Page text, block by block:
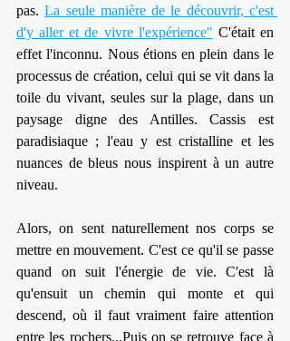
pas. La seule manière de le découvrir, c'est
d'y aller et de vivre l'expérience" C'était en
effet l'inconnu. Nous étions en plein dans le
processus de création, celui qui se vit dans la
toile du vivant, seules sur la plage, dans un
paysage digne des Antilles. Cassis est
paradisiaque ; l'eau y est cristalline et les
nuances de bleus nous inspirent à un autre
niveau.
Alors, on sent naturellement nos corps se
mettre en mouvement. C'est ce qu'il se passe
quand on suit l'énergie de vie. C'est là
qu'ensuit un chemin qui monte et qui
descend, où il faut vraiment faire attention
entre les rochers...Puis on se retrouve face à